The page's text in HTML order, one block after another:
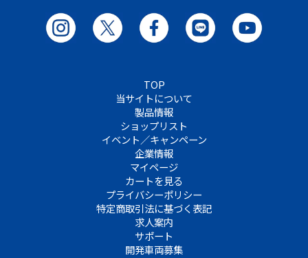
TOP
当サイトについて
製品情報
ショップリスト
イベント／キャンペーン
企業情報
マイページ
カートを見る
プライバシーポリシー
特定商取引法に基づく表記
求人案内
サポート
開発車両募集